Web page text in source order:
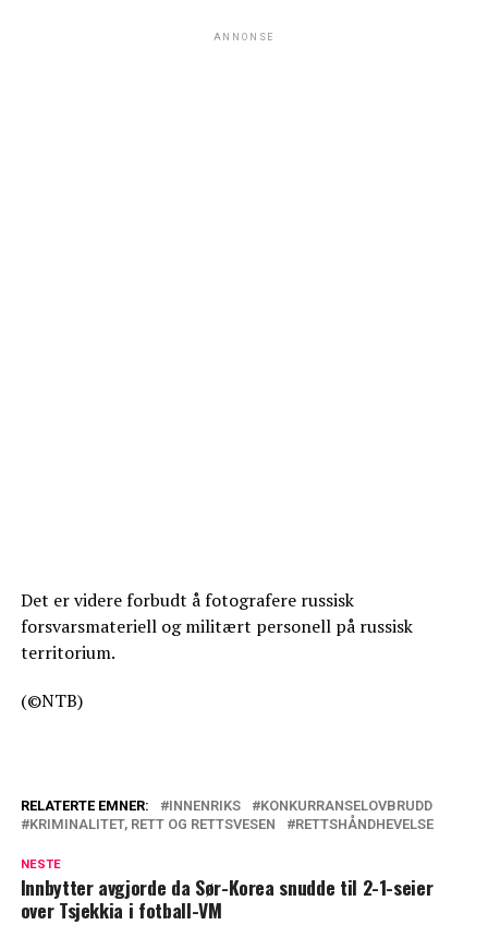
ANNONSE
Det er videre forbudt å fotografere russisk
forsvarsmateriell og militært personell på russisk
territorium.
(©NTB)
RELATERTE EMNER: INNENRIKS
KONKURRANSELOVBRUDD
KRIMINALITET, RETT OG RETTSVESEN
RETTSHÅNDHEVELSE
NESTE
Innbytter avgjorde da Sør-Korea snudde til 2-1-seier
over Tsjekkia i fotball-VM